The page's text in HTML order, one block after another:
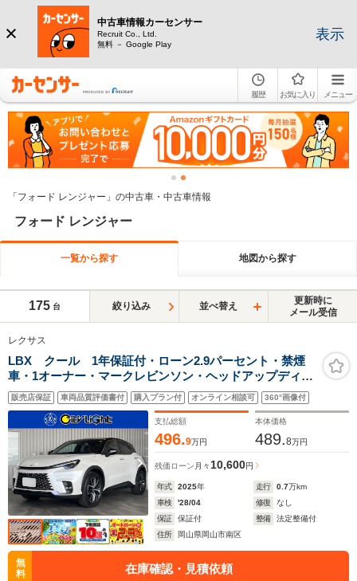
中古車情報カーセンサー
Recruit Co., Ltd.
無料 － Google Play
表示
履歴 お気に入り メニュー
「フォード レンジャー」の中古車・中古車情報
フォード レンジャー
一覧から探す 地図から探す
175 台 絞り込み 並べ替え
更新時に
メール受信
レクサス
LBX クール 1年保証付・ローン2.9パーセント・禁煙
車・1オーナー・マークレビンソン・ヘッドアップディス
プレイ・ワイヤレス充電・ナビ・TV・Bluetooth・パノラ
ミックビューモニター・レクサスセーフティ・クルーズ
コントロール
販売店保証 車両品質評価書付 購入プラン付 オンライン相談可 360°画像付
支払総額
496.9万円
本体価格
489.8万円
残価ローン 月々10,600円
年式 2025年 走行 0.7万km
車検
'28/04 修復
なし
保証
保証付 整備
法定整備付
住所
岡山県岡山市南区
無
料
在庫確認・見積依頼